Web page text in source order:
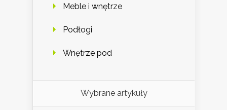
Meble i wnętrze
Podłogi
Wnętrze pod
Wybrane artykuły